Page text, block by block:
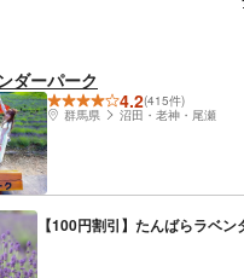
ダーパーク
4.2(415件)
群馬県
沼田・老神・尾瀬
【100円割引】たんばらラベ